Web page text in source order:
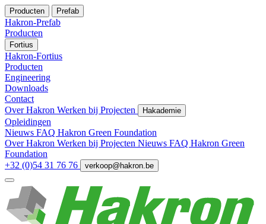
Producten Prefab
Hakron-Prefab
Producten
Fortius
Hakron-Fortius
Producten
Engineering
Downloads
Contact
Over Hakron Werken bij Projecten Hakademie
Opleidingen
Nieuws FAQ Hakron Green Foundation
Over Hakron Werken bij Projecten Nieuws FAQ Hakron Green
Foundation
+32 (0)54 31 76 76
verkoop@hakron.be